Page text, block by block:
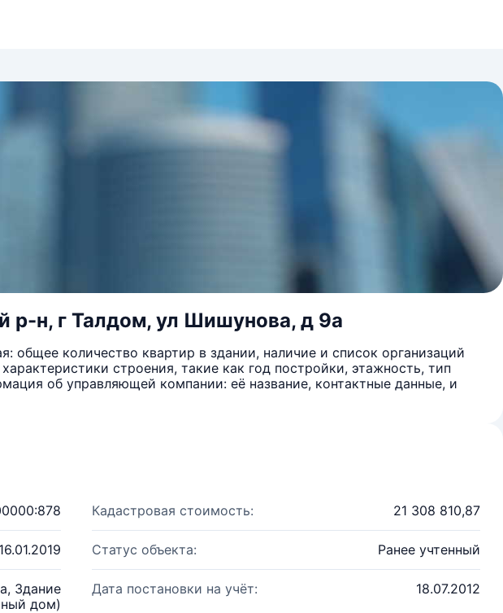
р-н, г Талдом, ул Шишунова, д 9а
количество квартир в здании, наличие и список организаций
строения, такие как год постройки, этажность, тип
об управляющей компании: её название, контактные данные, и
Кадастровая стоимость: 21 308 810,87
16.01.2019 Статус объекта: Ранее учтенный
Здание
дом)
Дата постановки на учёт: 18.07.2012